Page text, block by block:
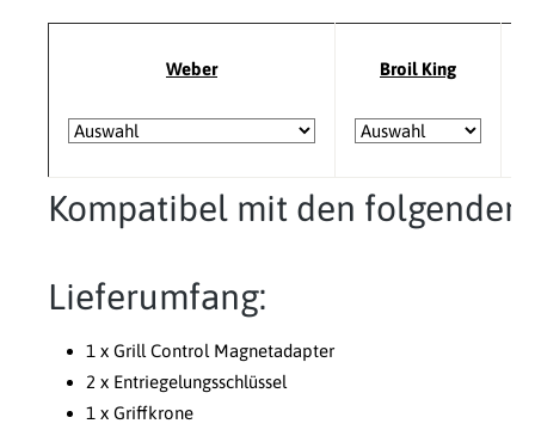
Kompatibel mit den folgenden
Weber Broil King
Lieferumfang:
1 x Grill Control Magnetadapter
2 x Entriegelungsschlüssel
1 x Griffkrone